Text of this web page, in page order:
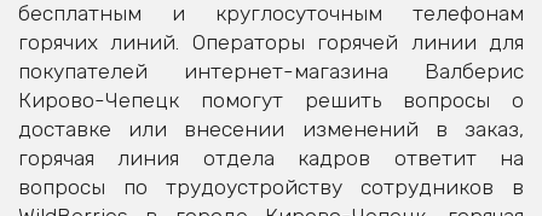
бесплатным и круглосуточным телефонам
горячих линий. Операторы горячей линии для
покупателей интернет-магазина Валберис
Кирово-Чепецк помогут решить вопросы о
доставке или внесении изменений в заказ,
горячая линия отдела кадров ответит на
вопросы по трудоустройству сотрудников в